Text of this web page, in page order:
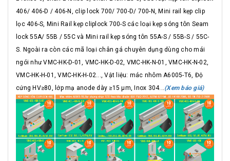
406/ 406-D / 406-N, clip lock 700/ 700-D/ 700-N, Mini rail kẹp clip
lọc 406-S, Mini Rail kẹp cliplock 700-S các loại kẹp sóng tôn Seam
lock 55A/ 55B / 55C và Mini rail kẹp sóng tôn 55A-S / 55B-S / 55C-
S. Ngoài ra còn các mã loại chân gá chuyên dụng dùng cho mái
ngói như VMC-HK-D-01, VMC-HK-D-02, VMC-HK-N-01, VMC-HK-N-02,
VMC-HK-H-01, VMC-HK-H-02..., Vật liệu: mác nhôm A6005-T6, Độ
cứng HV≥80, lớp mạ anode dày ≥15 μm, Inox 304... (Xem báo giá)